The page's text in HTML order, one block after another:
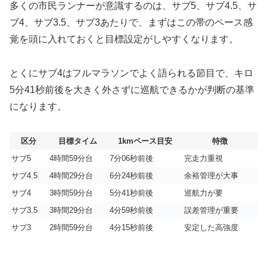
多くの市民ランナーが意識するのは、サブ5、サブ4.5、サ
ブ4、サブ3.5、サブ3あたりで、まずはこの帯のペース感
覚を頭に入れておくと目標設定がしやすくなります。
とくにサブ4はフルマラソンでよく語られる節目で、キロ
5分41秒前後を大きく外さずに巡航できるかが判断の基準
になります。
区分 目標タイム 1kmペース目安
特徴
サブ5
4時間59分台 7分06秒前後
完走力重視
サブ4.5
4時間29分台 6分24秒前後
余裕管理が大事
サブ4
3時間59分台 5分41秒前後
巡航力が要
サブ3.5
3時間29分台 4分59秒前後
誤差管理が重要
サブ3
2時間59分台 4分15秒前後 安定した高強度